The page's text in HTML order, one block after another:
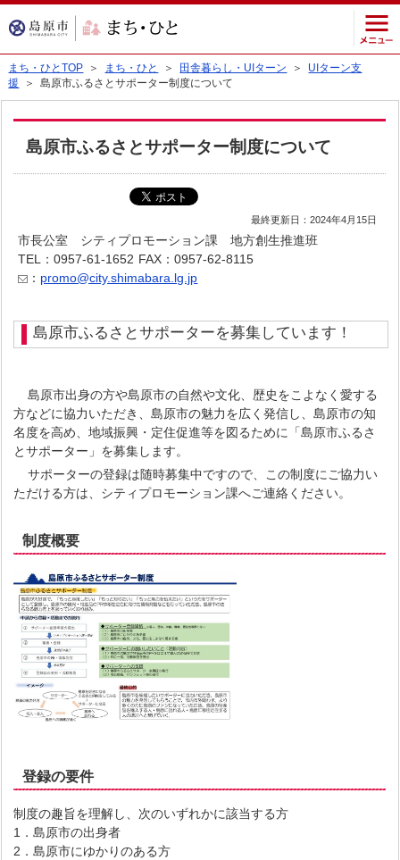
まち・ひとTOP ＞ まち・ひと ＞ 田舎暮らし・UIターン ＞ UIターン支
援
＞ 島原市ふるさとサポーター制度について
島原市ふるさとサポーター制度について
最終更新日：2024年4月15日
市長公室 シティプロモーション課 地方創生推進班
TEL：0957-61-1652 FAX：0957-62-8115
： promo@city.shimabara.lg.jp
島原市ふるさとサポーターを募集しています！
島原市出身の方や島原市の自然や文化、歴史をこよなく愛する
方などに協力いただき、島原市の魅力を広く発信し、島原市の知
名度を高め、地域振興・定住促進等を図るために「島原市ふるさ
とサポーター」を募集します。
サポーターの登録は随時募集中ですので、この制度にご協力い
ただける方は、シティプロモーション課へご連絡ください。
制度概要
登録の要件
制度の趣旨を理解し、次のいずれかに該当する方
1．島原市の出身者
2．島原市にゆかりのある方